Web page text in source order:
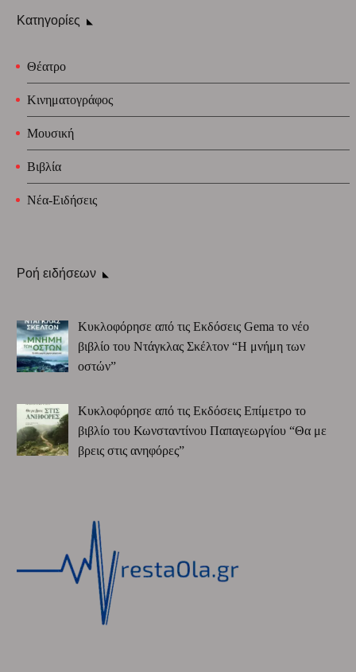
Κατηγορίες
Θέατρο
Κινηματογράφος
Μουσική
Βιβλία
Νέα-Ειδήσεις
Ροή ειδήσεων
Κυκλοφόρησε από τις Εκδόσεις Gema το νέο
βιβλίο του Ντάγκλας Σκέλτον “Η μνήμη των
οστών”
Κυκλοφόρησε από τις Εκδόσεις Επίμετρο το
βιβλίο του Κωνσταντίνου Παπαγεωργίου “Θα με
βρεις στις ανηφόρες”